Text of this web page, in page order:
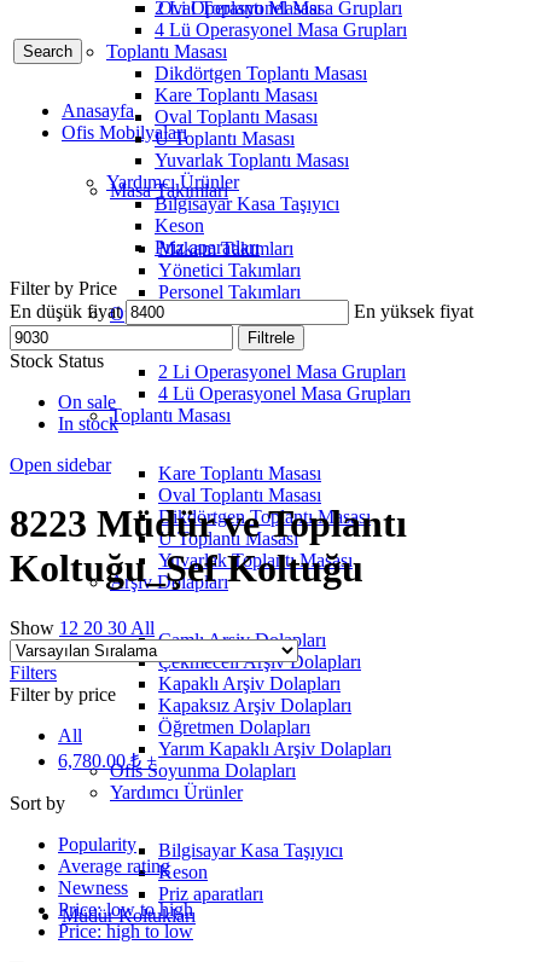
Oval Toplantı Masası
Search
Anasayfa
Ofis Mobilyaları
Masa Takımları
Makam Takımları
Yönetici Takımları
Personel Takımları
Operasyonel Masa Grupları
2 Li Operasyonel Masa Grupları
4 Lü Operasyonel Masa Grupları
Toplantı Masası
Kare Toplantı Masası
Oval Toplantı Masası
Dikdörtgen Toplantı Masası
U Toplantı Masası
Yuvarlak Toplantı Masası
Arşiv Dolapları
Camlı Arşiv Dolapları
Çekmeceli Arşiv Dolapları
Kapaklı Arşiv Dolapları
Kapaksız Arşiv Dolapları
Öğretmen Dolapları
Yarım Kapaklı Arşiv Dolapları
Ofis Soyunma Dolapları
Yardımcı Ürünler
Bilgisayar Kasa Taşıyıcı
Keson
Priz aparatları
Müdür Koltukları
2 Li Operasyonel Masa Grupları
4 Lü Operasyonel Masa Grupları
Toplantı Masası
Dikdörtgen Toplantı Masası
Kare Toplantı Masası
Oval Toplantı Masası
U Toplantı Masası
Yuvarlak Toplantı Masası
Yardımcı Ürünler
Bilgisayar Kasa Taşıyıcı
Keson
Priz aparatları
Filter by Price
En düşük fiyat
En yüksek fiyat
Filtrele
Stock Status
On sale
In stock
Open sidebar
8223 Müdür ve Toplantı
Koltuğu_Şef Koltuğu
Show 12 20 30 All
Filters
Filter by price
All
6,780.00₺ +
Sort by
Popularity
Average rating
Newness
Price: low to high
Price: high to low